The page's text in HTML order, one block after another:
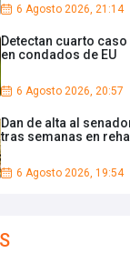
6 Agosto 2026, 21:14
Detectan cuarto
en condados de EU
6 Agosto 2026, 20:57
Dan de alta al
tras semanas en
6 Agosto 2026, 19:54